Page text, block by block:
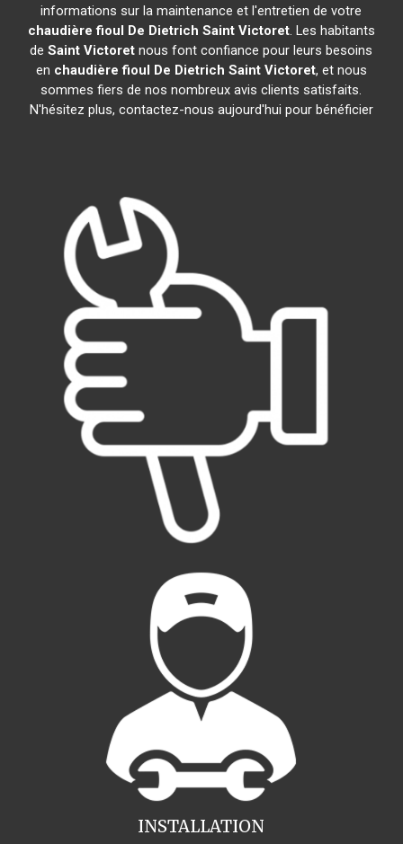
informations sur la maintenance et l'entretien de votre
chaudière fioul De Dietrich Saint Victoret. Les habitants
deSaint Victoret nous font confiance pour leurs besoins
en chaudière fioul De Dietrich Saint Victoret, et nous
sommes fiers de nos nombreux avis clients satisfaits.
N'hésitez plus, contactez-nous aujourd'hui pour bénéficier
INSTALLATION